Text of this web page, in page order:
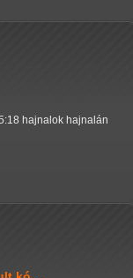
hajnalok hajnalán